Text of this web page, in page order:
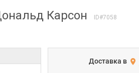
Карсон ID#7058
Доставка в